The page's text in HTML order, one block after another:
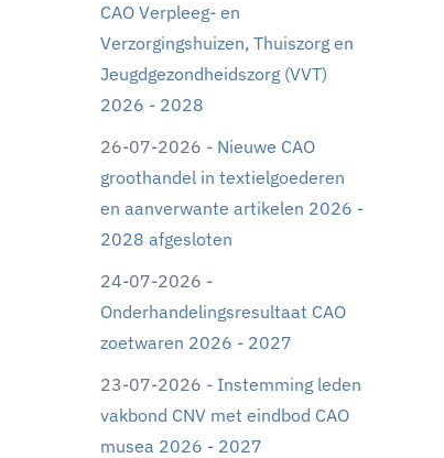
CAO Verpleeg- en
Verzorgingshuizen, Thuiszorg en
Jeugdgezondheidszorg (VVT)
2026 - 2028
26-07-2026 - Nieuwe CAO
groothandel in textielgoederen
en aanverwante artikelen 2026 -
2028 afgesloten
24-07-2026 -
Onderhandelingsresultaat CAO
zoetwaren 2026 - 2027
23-07-2026 - Instemming leden
vakbond CNV met eindbod CAO
musea 2026 - 2027